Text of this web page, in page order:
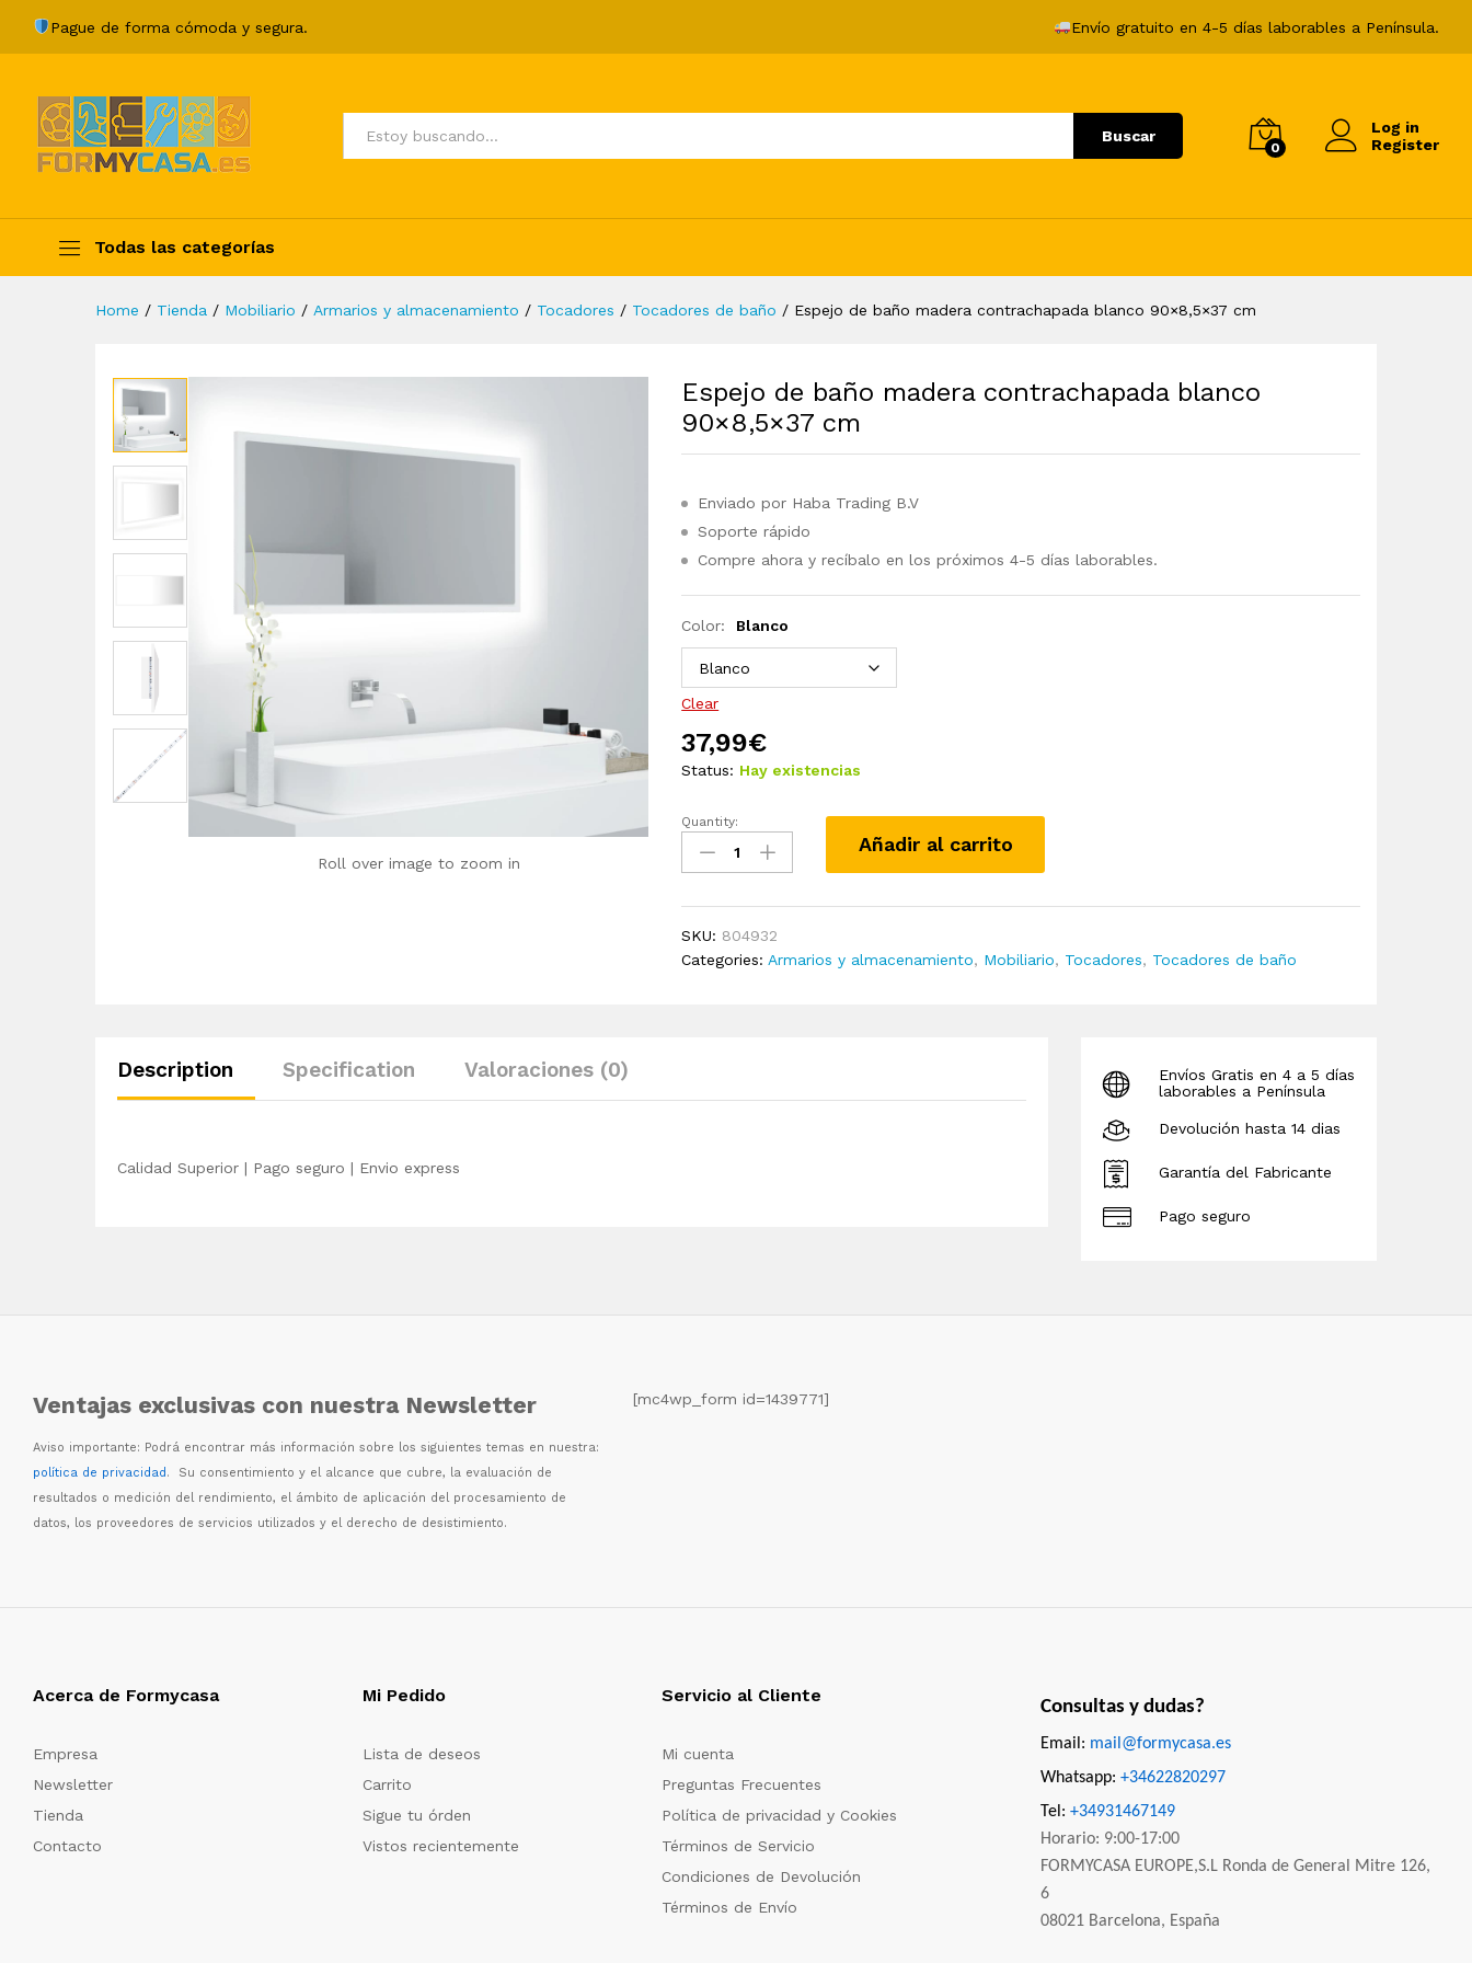
Pague de forma cómoda y segura. Envío gratuito en 4-5 días laborables a Península.
Todos Buscar
0
Log in
Register
Todas las categorías
Producto para mascotas
Home / Tienda / Mobiliario / Armarios y almacenamiento / Tocadores / Tocadores de baño / Espejo de baño madera contrachapada blanco 90×8,5×37 cm
Roll over image to zoom in
Espejo de baño madera contrachapada blanco
90×8,5×37 cm
Enviado por Haba Trading B.V
Soporte rápido
Compre ahora y recíbalo en los próximos 4-5 días laborables.
Color: Blanco
Clear
37,99€
Status: Hay existencias
Espejo
baño
blanco
90x8,5x37
Quantity:
Añadir al carrito
SKU: 804932
Categories: Armarios y almacenamiento, Mobiliario, Tocadores, Tocadores de baño
Description Specification Valoraciones (0)
Calidad Superior | Pago seguro | Envio express
Envíos Gratis en 4 a 5 días
laborables a Península
Devolución hasta 14 dias
Garantía del Fabricante
Pago seguro
Ventajas exclusivas con nuestra Newsletter
Aviso importante: Podrá encontrar más información sobre los siguientes temas en nuestra:
política de privacidad. Su consentimiento y el alcance que cubre, la evaluación de
resultados o medición del rendimiento, el ámbito de aplicación del procesamiento de
datos, los proveedores de servicios utilizados y el derecho de desistimiento.
[mc4wp_form id=1439771]
Acerca de Formycasa
Empresa
Newsletter
Tienda
Contacto
Mi Pedido
Lista de deseos
Carrito
Sigue tu órden
Vistos recientemente
Servicio al Cliente
Mi cuenta
Preguntas Frecuentes
Política de privacidad y Cookies
Términos de Servicio
Condiciones de Devolución
Términos de Envío
Consultas y dudas?
Email: mail@formycasa.es
Whatsapp: +34622820297
Tel: +34931467149
Horario: 9:00-17:00
FORMYCASA EUROPE,S.L Ronda de General Mitre 126,
6
08021 Barcelona, España
Description Specification
37,99€ Añadir al carrito